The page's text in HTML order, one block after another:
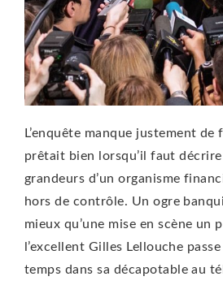
L’enquête manque justement de
prêtait bien lorsqu’il faut
grandeurs d’un organisme
hors de contrôle. Un ogre
mieux qu’une mise en scène un
l’excellent Gilles Lellouche
temps dans sa décapotable au